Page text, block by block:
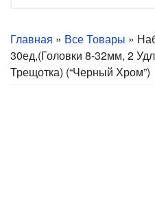
Главная » Все Товары »
30ед,(головки 8-32мм, 2
Трещотка) (“черный Хром”)